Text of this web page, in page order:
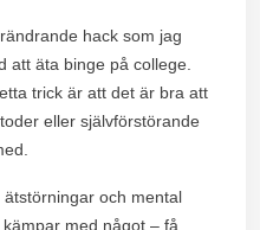
hack som jag
att äta binge på college.
trick är att det är bra att
eller självförstörande
och mental
med något – få